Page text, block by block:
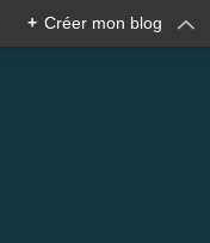
+ Créer mon blog